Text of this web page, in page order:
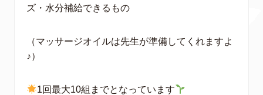
ズ・水分補給できるもの
（マッサージオイルは先生が準備してくれますよ
♪）
1回最大10組までとなっています